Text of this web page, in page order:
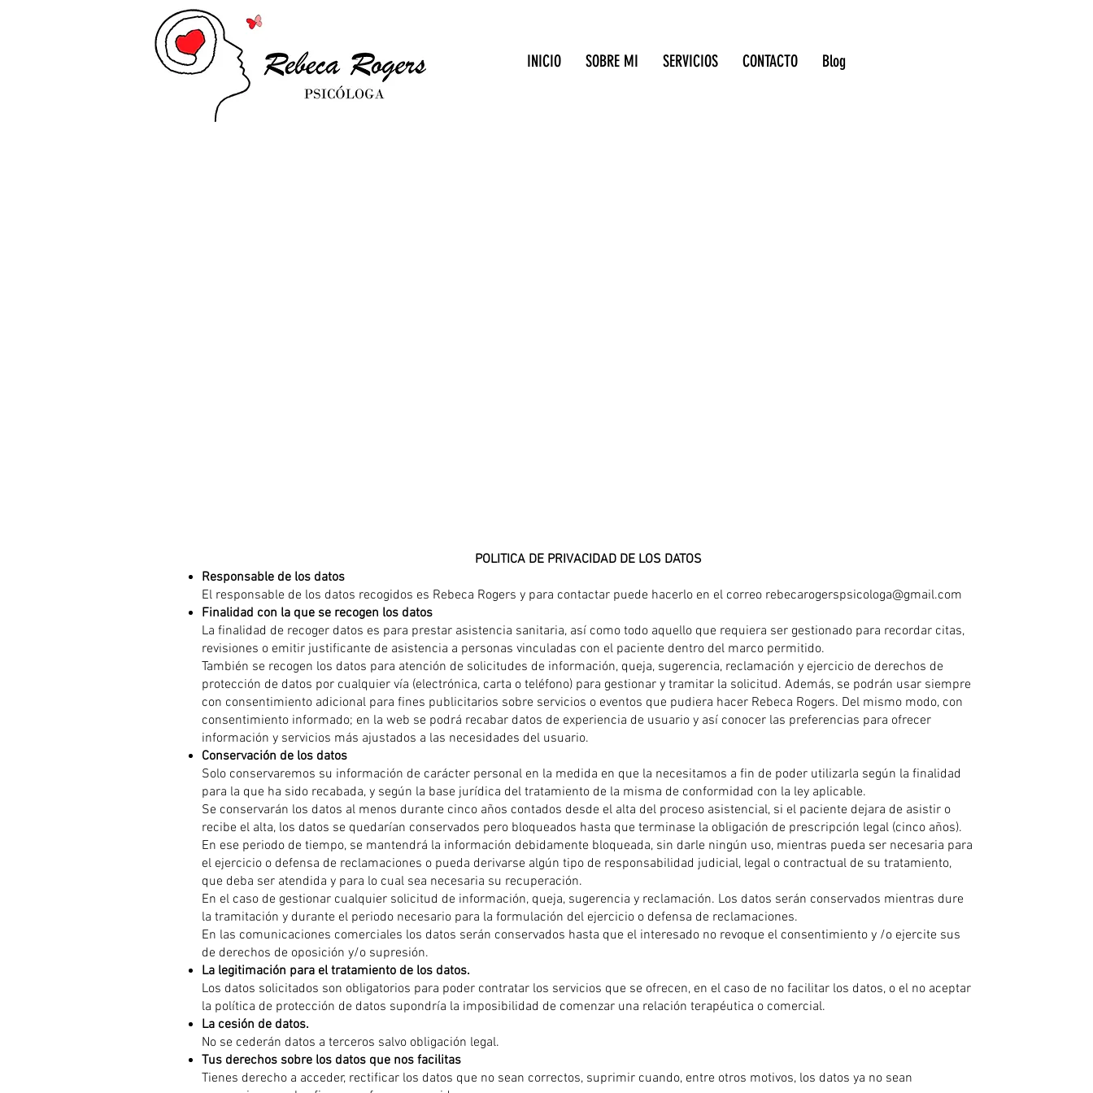
INICIO SOBRE MI SERVICIOS CONTACTO Blog
POLITICA DE PRIVACIDAD DE LOS DATOS
Responsable de los datos
El responsable de los datos recogidos es Rebeca Rogers y para contactar puede hacerlo en el correo rebecarogerspsicologa@gmail.com
Finalidad con la que se recogen los datos
La finalidad de recoger datos es para prestar asistencia sanitaria, así como todo aquello que requiera ser gestionado para recordar citas,
revisiones o emitir justificante de asistencia a personas vinculadas con el paciente dentro del marco permitido.
También se recogen los datos para atención de solicitudes de información, queja, sugerencia, reclamación y ejercicio de derechos de
protección de datos por cualquier vía (electrónica, carta o teléfono) para gestionar y tramitar la solicitud. Además, se podrán usar siempre
con consentimiento adicional para fines publicitarios sobre servicios o eventos que pudiera hacer Rebeca Rogers. Del mismo modo, con
consentimiento informado; en la web se podrá recabar datos de experiencia de usuario y así conocer las preferencias para ofrecer
información y servicios más ajustados a las necesidades del usuario.
Conservación de los datos
Solo conservaremos su información de carácter personal en la medida en que la necesitamos a fin de poder utilizarla según la finalidad
para la que ha sido recabada, y según la base jurídica del tratamiento de la misma de conformidad con la ley aplicable.
Se conservarán los datos al menos durante cinco años contados desde el alta del proceso asistencial, si el paciente dejara de asistir o
recibe el alta, los datos se quedarían conservados pero bloqueados hasta que terminase la obligación de prescripción legal (cinco años).
En ese periodo de tiempo, se mantendrá la información debidamente bloqueada, sin darle ningún uso, mientras pueda ser necesaria para
el ejercicio o defensa de reclamaciones o pueda derivarse algún tipo de responsabilidad judicial, legal o contractual de su tratamiento,
que deba ser atendida y para lo cual sea necesaria su recuperación.
En el caso de gestionar cualquier solicitud de información, queja, sugerencia y reclamación. Los datos serán conservados mientras dure
la tramitación y durante el periodo necesario para la formulación del ejercicio o defensa de reclamaciones.
En las comunicaciones comerciales los datos serán conservados hasta que el interesado no revoque el consentimiento y /o ejercite sus
de derechos de oposición y/o supresión.
La legitimación para el tratamiento de los datos.
Los datos solicitados son obligatorios para poder contratar los servicios que se ofrecen, en el caso de no facilitar los datos, o el no aceptar
la política de protección de datos supondría la imposibilidad de comenzar una relación terapéutica o comercial.
La cesión de datos.
No se cederán datos a terceros salvo obligación legal.
Tus derechos sobre los datos que nos facilitas
Tienes derecho a acceder, rectificar los datos que no sean correctos, suprimir cuando, entre otros motivos, los datos ya no sean